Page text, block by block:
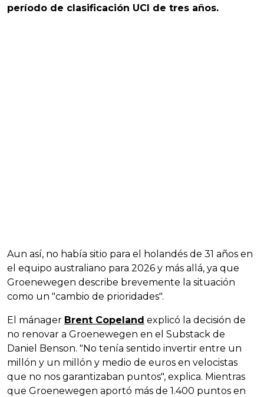
período de clasificación UCI de tres años.
Aun así, no había sitio para el holandés de 31 años en
el equipo australiano para 2026 y más allá, ya que
Groenewegen describe brevemente la situación
como un "cambio de prioridades".
El mánager Brent Copeland explicó la decisión de
no renovar a Groenewegen en el Substack de
Daniel Benson. "No tenía sentido invertir entre un
millón y un millón y medio de euros en velocistas
que no nos garantizaban puntos", explica. Mientras
que Groenewegen aportó más de 1.400 puntos en